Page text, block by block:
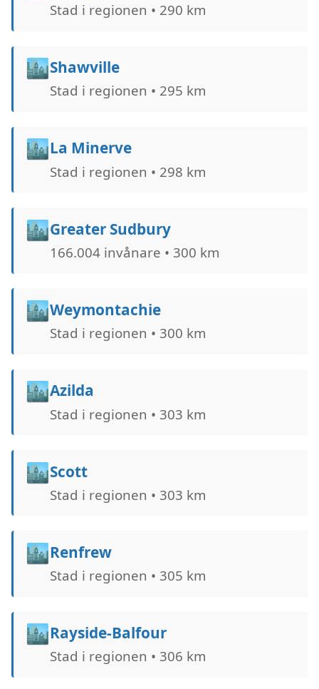
Stad i regionen • 290 km
🏙️Shawville
Stad i regionen • 295 km
🏙️La Minerve
Stad i regionen • 298 km
🏙️Greater Sudbury
166.004 invånare • 300 km
🏙️Weymontachie
Stad i regionen • 300 km
🏙️Azilda
Stad i regionen • 303 km
🏙️Scott
Stad i regionen • 303 km
🏙️Renfrew
Stad i regionen • 305 km
🏙️Rayside-Balfour
Stad i regionen • 306 km